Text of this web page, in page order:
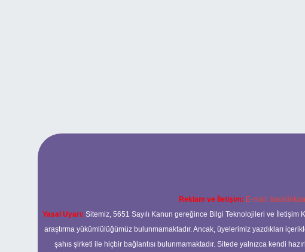
Reklam ve İletişim: E-mail:
Yasal Uyarı: Sitemiz, 5651 Sayılı Kanun gereğince Bilgi Teknolojileri ve İletişim
araştırma yükümlülüğümüz bulunmamaktadır. Ancak, üyelerimiz yazdıkları
şahıs şirketi ile hiçbir bağlantısı bulunmamaktadır. Sitede yalnızca kendi